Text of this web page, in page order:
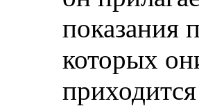
показания
которых